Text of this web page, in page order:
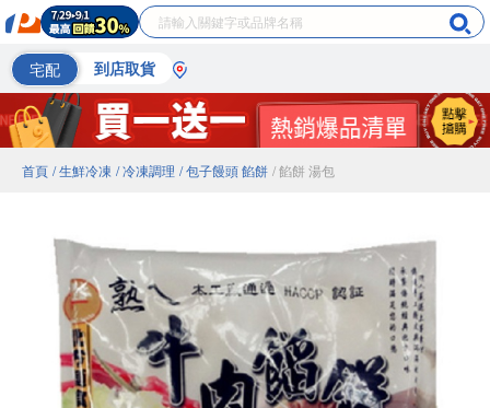
宅配 到店取貨
首頁 / 生鮮冷凍 / 冷凍調理 / 包子饅頭 餡餅 / 餡餅 湯包